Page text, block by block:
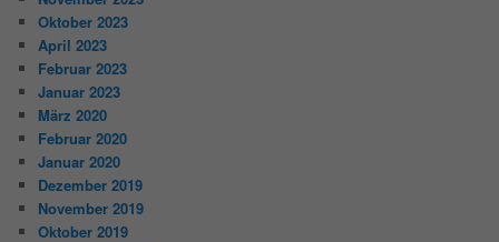
Oktober 2023
April 2023
Februar 2023
Januar 2023
März 2020
Februar 2020
Januar 2020
Dezember 2019
November 2019
Oktober 2019